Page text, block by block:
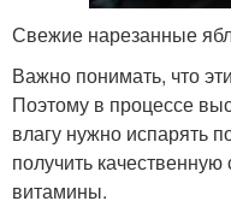
Свежие нарезанные
Важно понимать, что
Поэтому в процессе
влагу нужно испарять
получить
витамины.